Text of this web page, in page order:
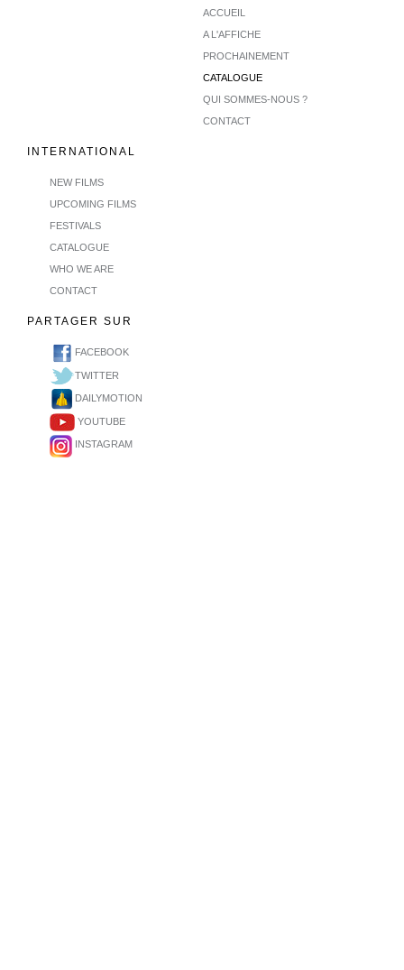
ACCUEIL
A L'AFFICHE
PROCHAINEMENT
CATALOGUE
QUI SOMMES-NOUS ?
CONTACT
INTERNATIONAL
NEW FILMS
UPCOMING FILMS
FESTIVALS
CATALOGUE
WHO WE ARE
CONTACT
PARTAGER SUR
FACEBOOK
TWITTER
DAILYMOTION
YOUTUBE
INSTAGRAM